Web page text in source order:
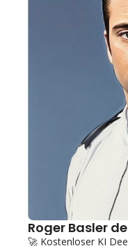
Roger Basler
🚀 Kostenloser KI